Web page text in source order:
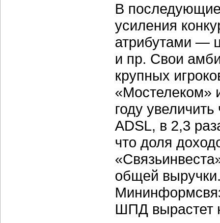
В
усиления
атрибутами —
и пр. Свои
крупных
«Мостелеком»
году
ADSL, в 2,3
что доля
общей
ШПД вырастет